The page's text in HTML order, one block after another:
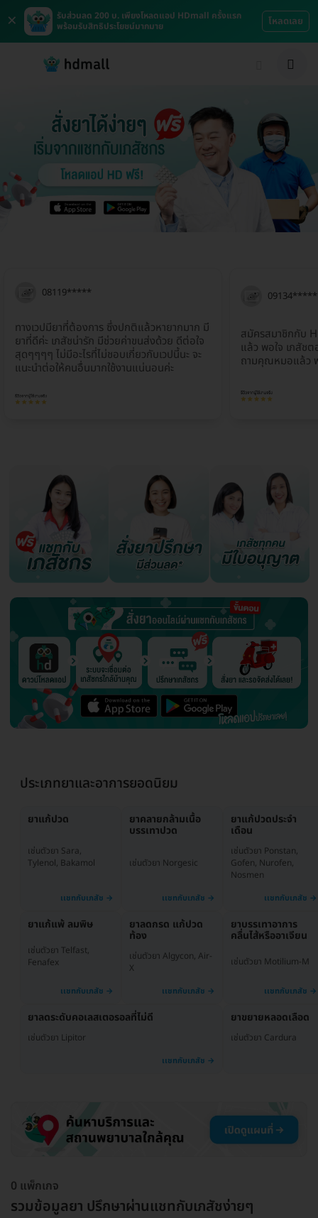
×
รับส่วนลด 200 บ. เพียงโหลดแอป HDmall ครั้งแรก
พร้อมรับสิทธิประโยชน์มากมาย
โหลดเลย
ทางเวปมียาที่ต้องการ ซึ่งปกติแล้วหายากมาก มี
ยาที่ดีค่ะ เภสัชน่ารัก มีช่วยค่าขนส่งด้วย ดีต่อใจ
สุดๆๆๆๆ ไม่มีอะไรที่ไม่ชอบเกี่ยวกับเวปนี้นะ จะ
แนะนำต่อให้คนอื่นมากใช้งานแน่นอนค่ะ
08119*****
สมัครสมาชิกกับ
แล้ว พอใจ เภสัชต
ถามคุณหมอแล้ว
09134*****
ประเภทยาและอาการยอดนิยม
ยาแก้ปวด
เช่นตัวยา Sara,
Tylenol, Bakamol
ยาคลายกล้ามเนื้อ
บรรเทาปวด
เช่นตัวยา Norgesic
ยาแก้ปวดประจำ
เดือน
เช่นตัวยา Ponstan,
Gofen, Nurofen,
Nosmen
ยาแก้แพ้ ลมพิษ
เช่นตัวยา Telfast,
Fenafex
ยาลดกรด แก้ปวด
ท้อง
เช่นตัวยา Algycon, Air-
X
ยาบรรเทาอาการ
คลื่นไส้หรืออาเจียน
เช่นตัวยา Motilium-M
ยาลดระดับคอเลสเตอรอลที่ไม่ดี
เช่นตัวยา Lipitor
ยาขยายหลอดเลือด
เช่นตัวยา Cardura
0 แพ็กเกจ
รวมข้อมูลยา ปรึกษาผ่านแชทกับเภสัชง่ายๆ